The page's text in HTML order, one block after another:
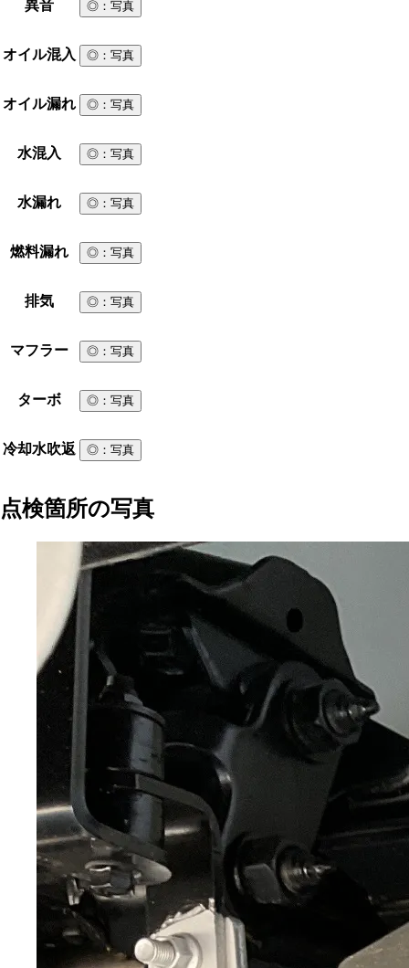
異音 ◎ ：写真
オイル混入 ◎ ：写真
オイル漏れ ◎ ：写真
水混入 ◎ ：写真
水漏れ ◎ ：写真
燃料漏れ ◎ ：写真
排気 ◎ ：写真
マフラー ◎ ：写真
ターボ ◎ ：写真
冷却水吹返 ◎ ：写真
点検箇所の写真